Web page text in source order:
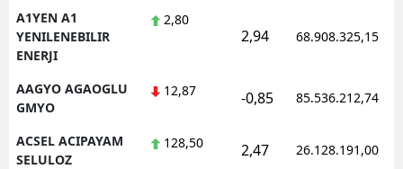
A1YEN A1
YENILENEBILIR
ENERJI
2,80
2,94 68.908.325,15
AAGYO AGAOGLU
GMYO
12,87 -0,85 85.536.212,74
ACSEL ACIPAYAM
SELULOZ
128,50 2,47 26.128.191,00